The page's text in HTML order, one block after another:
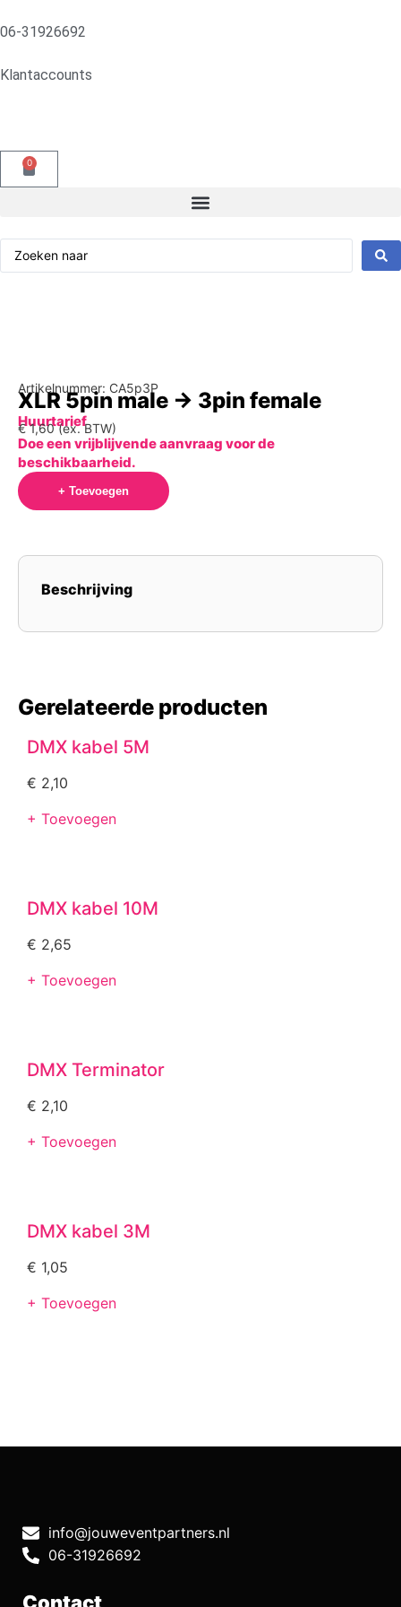
06-31926692
Klantaccounts
0
Artikelnummer: CA5p3P
XLR 5pin male -> 3pin female
Huurtarief
€1,60(ex. BTW)
Doe een vrijblijvende aanvraag voor de
beschikbaarheid.
+ Toevoegen
Beschrijving
Gerelateerde producten
DMX kabel 5M
€ 2,10
+ Toevoegen
DMX kabel 10M
€ 2,65
+ Toevoegen
DMX Terminator
€ 2,10
+ Toevoegen
DMX kabel 3M
€ 1,05
+ Toevoegen
info@jouweventpartners.nl
06-31926692